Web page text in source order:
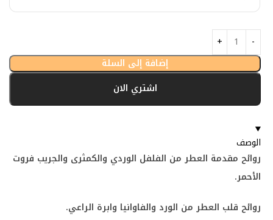
إضافة إلى السلة
اشتري الان
الوصف
روائح مقدمة العطر من الفلفل الوردي والكمثرى والجريب فروت
الأحمر.
روائح قلب العطر من الورد والفاوانيا وابرة الراعي.